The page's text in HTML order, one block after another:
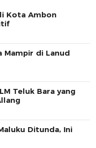
Kota Ambon
Mampir di Lanud
Teluk Bara yang
Ditunda, Ini